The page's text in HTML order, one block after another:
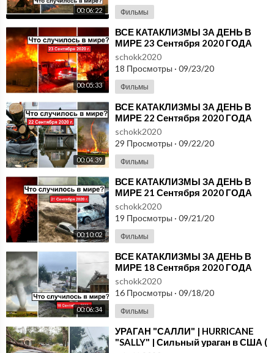
00:06:22 Фильмы
00:05:33
⁣ВСЕ КАТАКЛИЗМЫ ЗА ДЕНЬ В
МИРЕ 23 Сентября 2020 ГОДА
#ДрожьЗемли #Катаклизмы
schokk2020
18 Просмотры · 09/23/20
Фильмы
00:04:39
⁣ВСЕ КАТАКЛИЗМЫ ЗА ДЕНЬ В
МИРЕ 22 Сентября 2020 ГОДА
#ДрожьЗемли #Катаклизмы
schokk2020
29 Просмотры · 09/22/20
Фильмы
00:10:02
⁣ВСЕ КАТАКЛИЗМЫ ЗА ДЕНЬ В
МИРЕ 21 Сентября 2020 ГОДА
#ДрожьЗемли #Катаклизмы
schokk2020
19 Просмотры · 09/21/20
Фильмы
00:06:34
⁣ВСЕ КАТАКЛИЗМЫ ЗА ДЕНЬ В
МИРЕ 18 Сентября 2020 ГОДА
#ДрожьЗемли #Катаклизмы
schokk2020
16 Просмотры · 09/18/20
Фильмы
⁣УРАГАН "САЛЛИ" | HURRICANE
"SALLY" | Сильный ураган в США (